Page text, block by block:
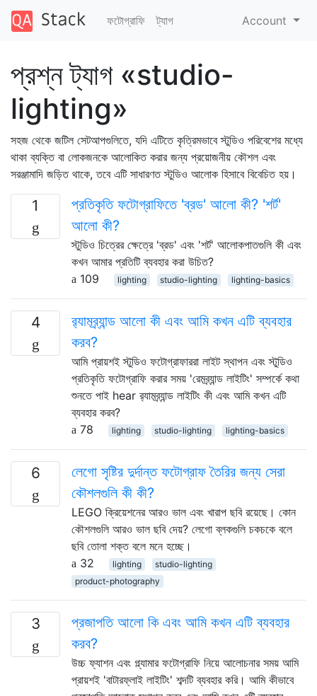
ফটোগ্রাফি ট্যাগ Account
প্রশ্ন ট্যাগ «studio-
lighting»
সহজ থেকে জটিল সেটআপগুলিতে, যদি এটিতে কৃত্রিমভাবে স্টুডিও পরিবেশের মধ্যে
থাকা ব্যক্তি বা লোকজনকে আলোকিত করার জন্য প্রয়োজনীয় কৌশল এবং
সরঞ্জামাদি জড়িত থাকে, তবে এটি সাধারণত স্টুডিও আলোক হিসাবে বিবেচিত হয়।
1
প্রতিকৃতি ফটোগ্রাফিতে 'ব্রড' আলো কী? 'শর্ট'
আলো কী?
স্টুডিও চিত্রের ক্ষেত্রে 'ব্রড' এবং 'শর্ট' আলোকপাতগুলি কী এবং
কখন আমার প্রতিটি ব্যবহার করা উচিত?
109
lighting studio-lighting lighting-basics
4
র‌্যামব্র্যান্ড আলো কী এবং আমি কখন এটি ব্যবহার
করব?
আমি প্রায়শই স্টুডিও ফটোগ্রাফাররা লাইট স্থাপন এবং স্টুডিও
প্রতিকৃতি ফটোগ্রাফি করার সময় 'রেমব্র্যান্ড লাইটিং' সম্পর্কে কথা
শুনতে পাই hear র‌্যামব্র্যান্ড লাইটিং কী এবং আমি কখন এটি
ব্যবহার করব?
78
lighting studio-lighting lighting-basics
6
লেগো সৃষ্টির দুর্দান্ত ফটোগ্রাফ তৈরির জন্য সেরা
কৌশলগুলি কী কী?
LEGO ক্রিয়েশনের আরও ভাল এবং খারাপ ছবি রয়েছে। কোন
কৌশলগুলি আরও ভাল ছবি দেয়? লেগো ব্লকগুলি চকচকে বলে
ছবি তোলা শক্ত বলে মনে হচ্ছে।
32
lighting
studio-lighting
product-photography
3
প্রজাপতি আলো কি এবং আমি কখন এটি ব্যবহার
করব?
উচ্চ ফ্যাশন এবং গ্ল্যামার ফটোগ্রাফি নিয়ে আলোচনার সময় আমি
প্রায়শই 'বাটারফ্লাই লাইটিং' শব্দটি ব্যবহার করি। আমি কীভাবে